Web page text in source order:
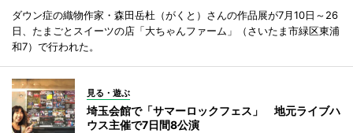
ダウン症の織物作家・森田岳杜（がくと）さんの作品展が7月10日～26
日、たまごとスイーツの店「大ちゃんファーム」（さいたま市緑区東浦
和7）で行われた。
見る・遊ぶ
埼玉会館で「サマーロックフェス」 地元ライブハ
ウス主催で7日間8公演